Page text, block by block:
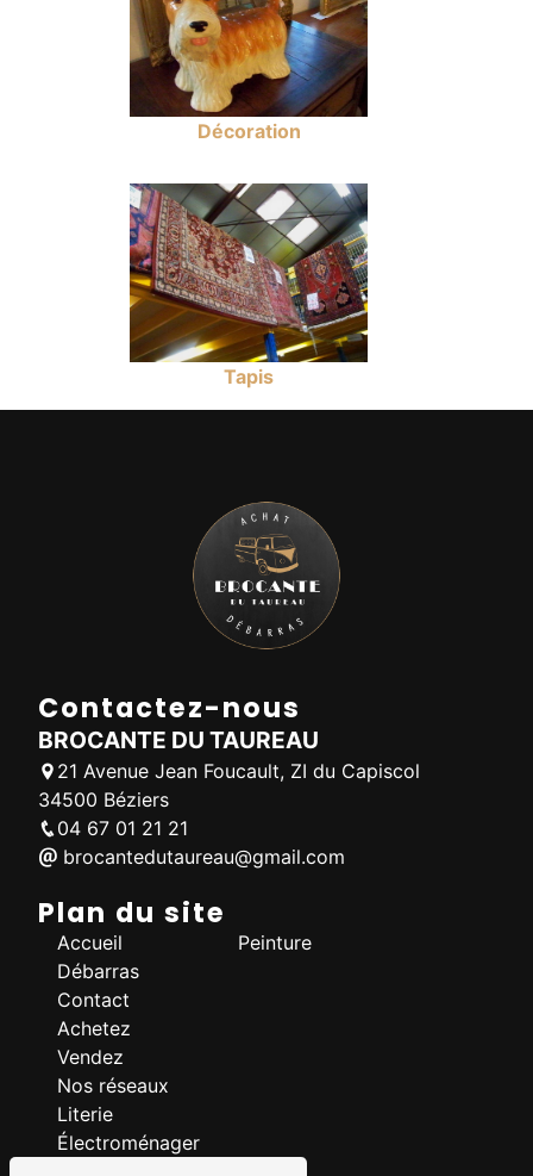
Décoration
Tapis
Contactez-nous
BROCANTE DU TAUREAU
21 Avenue Jean Foucault, ZI du Capiscol
34500 Béziers
04 67 01 21 21
brocantedutaureau@gmail.com
Plan du site
Accueil
Débarras
Contact
Achetez
Vendez
Nos réseaux
Literie
Électroménager
Peinture